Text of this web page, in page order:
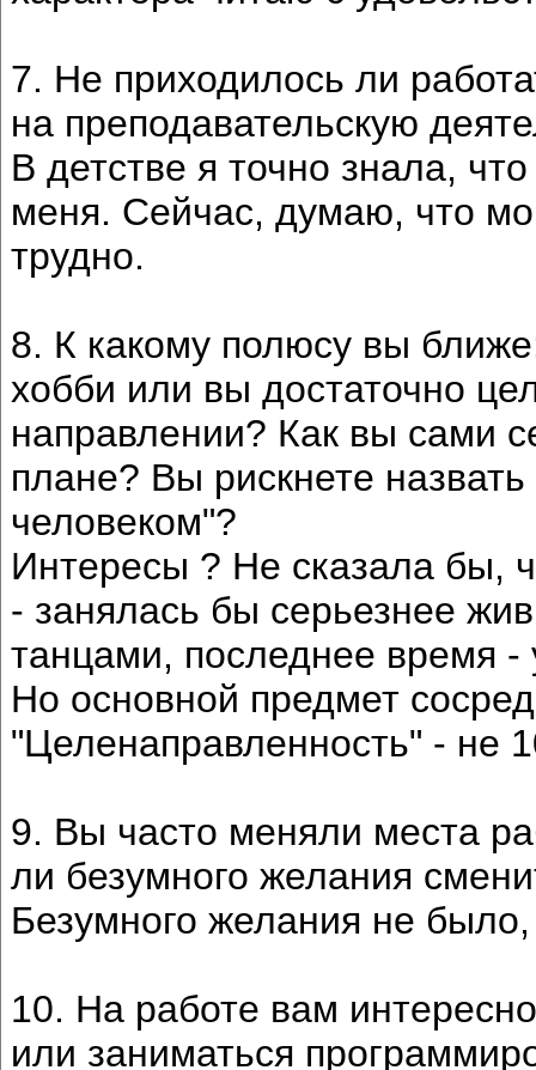
7. Не приходилось ли
на преподавательскую
В детстве я точно знала,
меня. Сейчас, думаю, что
трудно.
8. К какому полюсу вы
хобби или вы достаточно
направлении? Как вы сами
плане? Вы рискнете
человеком"?
Интересы ? Не сказала бы,
- занялась бы серьезнее
танцами, последнее время -
Но основной предмет
"Целенаправленность" - не
9. Вы часто меняли места
ли безумного желания
Безумного желания не
10. На работе вам
или заниматься